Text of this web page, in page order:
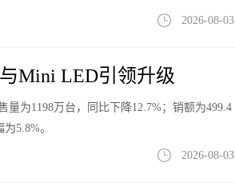
2026-08-03
Mini LED引领升级
为1198万台，同比下降12.7%；销额为499.4
5.8%。
2026-08-03